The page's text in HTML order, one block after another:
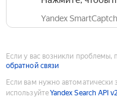
Yandex
Если у вас возникли проблемы,
обратной связи
Если вам нужно автоматически
используйтеYandex Search API v2